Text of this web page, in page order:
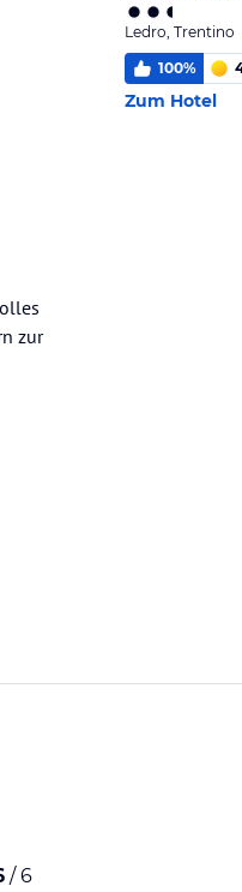
Ledro, Trentino
100%
Zum Hotel
zur
/ 6